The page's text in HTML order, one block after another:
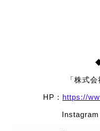
「株式
HP： https://
Instagram